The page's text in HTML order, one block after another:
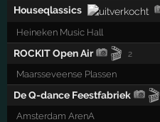
Houseqlassics
Heineken Music Hall
ROCKIT Open Air 🎬 2
Maarsseveense Plassen
De Q-dance Feestfabriek 🎬
Amsterdam ArenA